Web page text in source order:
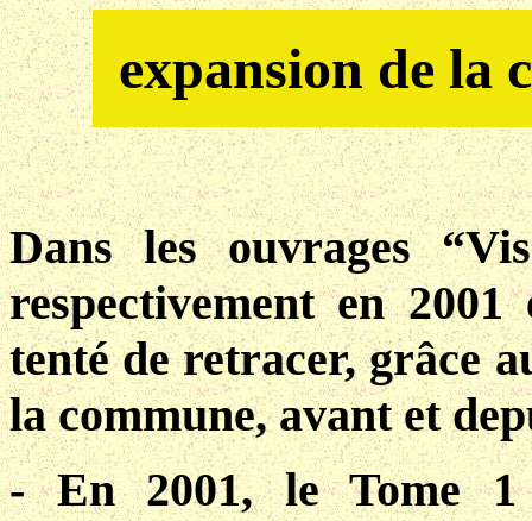
expansion de la
Dans les ouvrages
respectivement en
tenté de retracer, grâce
la commune, avant et
- En 2001, le Tome